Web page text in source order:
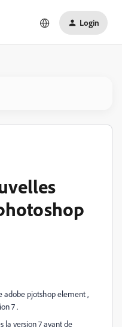
Login
adobe pjotshop element ,
7 .
la version 7 avant de